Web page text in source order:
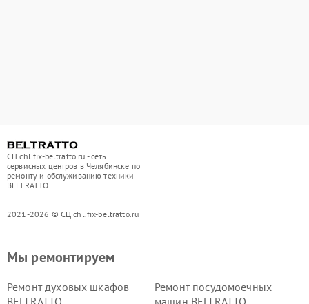
СЦ chl.fix-beltratto.ru - сеть
сервисных центров в Челябинске по
ремонту и обслуживанию техники
BELTRATTO
2021-2026 © СЦ chl.fix-beltratto.ru
Мы ремонтируем
Ремонт духовых шкафов
Ремонт посудомоечных